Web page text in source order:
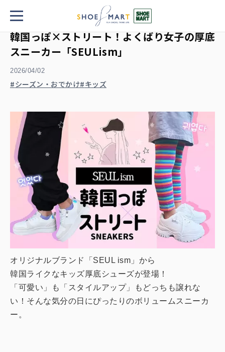
TOP
2026/04/02
韓国っぽ×ストリート！よくばり女子の厚底
スニーカー「SEULism」
オリジナルブランド「SEUL ism」から
韓国ライクなキッズ厚底シューズが登場！
「可愛い」も「スタイルアップ」もどっちも譲れな
い！そんな気分の日にぴったりのボリュームスニーカ
ー。
シーズン・おでかけ キッズ